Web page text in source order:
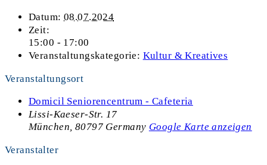
Datum: 08.07.2024
Zeit:
15:00 - 17:00
Veranstaltungskategorie: Kultur & Kreatives
Veranstaltungsort
Domicil Seniorencentrum - Cafeteria
Lissi-Kaeser-Str. 17
München, 80797 Germany Google Karte anzeigen
Veranstalter